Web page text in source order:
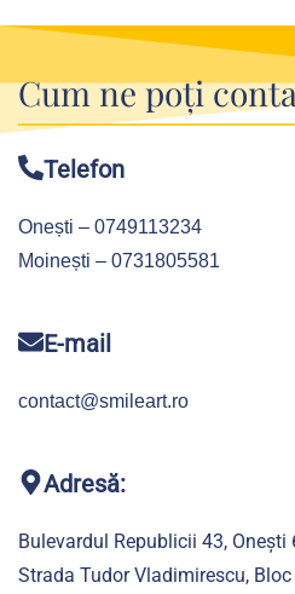
Cum ne poți
Telefon
Onești – 0749113234
Moinești – 0731805581
E-mail
contact@smileart.ro
Adresă:
Bulevardul Republicii 43, Onești
Strada Tudor Vladimirescu,